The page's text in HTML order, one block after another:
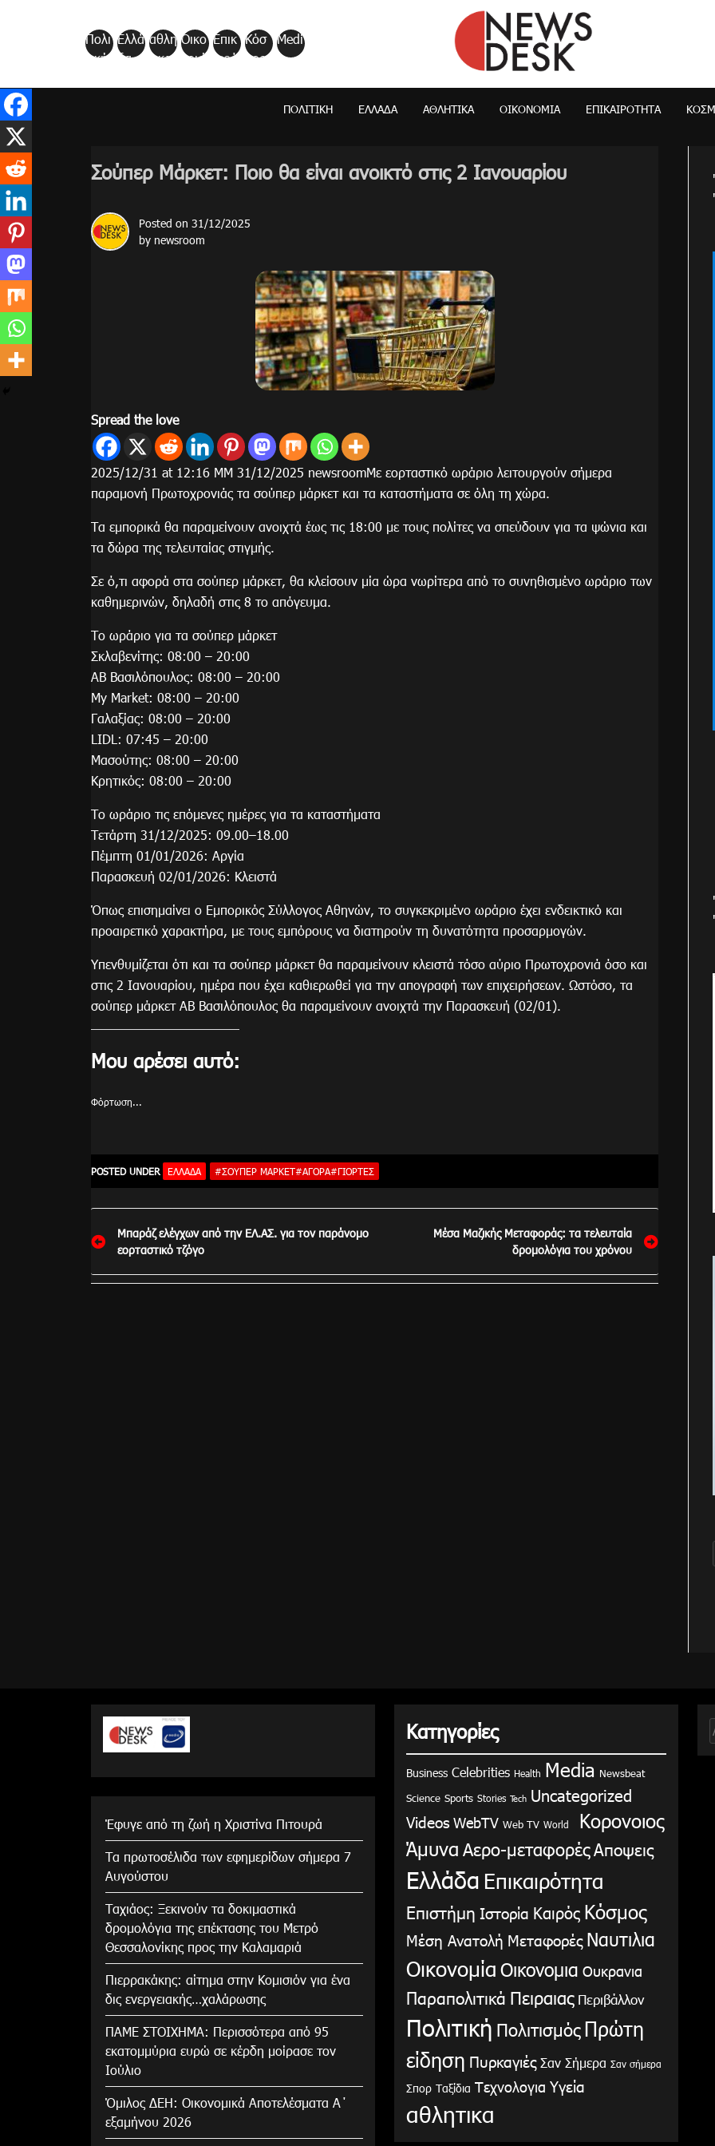
Πολι
τική
Ελλά
δα
αθλη
τικα
Οικο
νομί
Επικ
αιρό
Κόσ
μος
Medi
a
NewsDesk
ΠΟΛΙΤΙΚΉ ΕΛΛΆΔΑ ΑΘΛΗΤΙΚΑ ΟΙΚΟΝΟΜΊΑ ΕΠΙΚΑΙΡΌΤΗΤΑ
Σούπερ Μάρκετ: Ποιο θα είναι ανοικτό στις 2 Ιανουαρίου
Posted on 31/12/2025
by newsroom
Spread the love
2025/12/31 at 12:16 ΜΜ 31/12/2025 newsroomΜε εορταστικό ωράριο λειτουργούν σήμερα
παραμονή Πρωτοχρονιάς τα σούπερ μάρκετ και τα καταστήματα σε όλη τη χώρα.
Τα εμπορικά θα παραμείνουν ανοιχτά έως τις 18:00 με τους πολίτες να σπεύδουν για τα ψώνια και
τα δώρα της τελευταίας στιγμής.
Σε ό,τι αφορά στα σούπερ μάρκετ, θα κλείσουν μία ώρα νωρίτερα από το συνηθισμένο ωράριο των
καθημερινών, δηλαδή στις 8 το απόγευμα.
Το ωράριο για τα σούπερ μάρκετ
Σκλαβενίτης: 08:00 – 20:00
ΑΒ Βασιλόπουλος: 08:00 – 20:00
Μy Market: 08:00 – 20:00
Γαλαξίας: 08:00 – 20:00
LIDL: 07:45 – 20:00
Μασούτης: 08:00 – 20:00
Κρητικός: 08:00 – 20:00
Το ωράριο τις επόμενες ημέρες για τα καταστήματα
Τετάρτη 31/12/2025: 09.00–18.00
Πέμπτη 01/01/2026: Αργία
Παρασκευή 02/01/2026: Κλειστά
Όπως επισημαίνει ο Εμπορικός Σύλλογος Αθηνών, το συγκεκριμένο ωράριο έχει ενδεικτικό και
προαιρετικό χαρακτήρα, με τους εμπόρους να διατηρούν τη δυνατότητα προσαρμογών.
Υπενθυμίζεται ότι και τα σούπερ μάρκετ θα παραμείνουν κλειστά τόσο αύριο Πρωτοχρονιά όσο και
στις 2 Ιανουαρίου, ημέρα που έχει καθιερωθεί για την απογραφή των επιχειρήσεων. Ωστόσο, τα
σούπερ μάρκετ ΑΒ Βασιλόπουλος θα παραμείνουν ανοιχτά την Παρασκευή (02/01).
Μου αρέσει αυτό:
Φόρτωση...
POSTED UNDER ΕΛΛΆΔΑ #ΣΟΥΠΕΡ ΜΑΡΚΕΤ#ΑΓΟΡΆ#ΓΙΟΡΤΈΣ
Πλοήγηση
άρθρων
Μπαράζ ελέγχων από την ΕΛ.ΑΣ. για τον παράνομο
εορταστικό τζόγο
Μέσα Μαζικής Μεταφοράς: τα τελευταία
δρομολόγια του χρόνου
Έφυγε από τη ζωή η Χριστίνα Πιτουρά
Τα πρωτοσέλιδα των εφημερίδων σήμερα 7
Αυγούστου
Tαχιάος: Ξεκινούν τα δοκιμαστικά
δρομολόγια της επέκτασης του Μετρό
Θεσσαλονίκης προς την Καλαμαριά
Πιερρακάκης: αίτημα στην Κομισιόν για ένα
δις ενεργειακής…χαλάρωσης
ΠΑΜΕ ΣΤΟΙΧΗΜΑ: Περισσότερα από 95
εκατομμύρια ευρώ σε κέρδη μοίρασε τον
Ιούλιο
Όμιλος ΔΕΗ: Οικονομικά Αποτελέσματα Α΄
εξαμήνου 2026
Κατηγορίες
Business Celebrities Health Media Newsbeat
Science Sports Stories Tech Uncategorized
Videos WebTV Web TV World
Κορονοιος
Άμυνα Αερο-μεταφορέςΑποψεις
Ελλάδα Επικαιρότητα
Επιστήμη Ιστορία Καιρός Κόσμος
Μέση Ανατολή Μεταφορές Ναυτιλια
Οικονομία Οικονομια Ουκρανια
Παραπολιτικά Πειραιας Περιβάλλον
Πολιτική Πολιτισμός Πρώτη
είδηση Πυρκαγιές Σαν Σήμερα Σαν σήμερα
Σπορ Ταξίδια Τεχνολογια Υγεία
αθλητικα